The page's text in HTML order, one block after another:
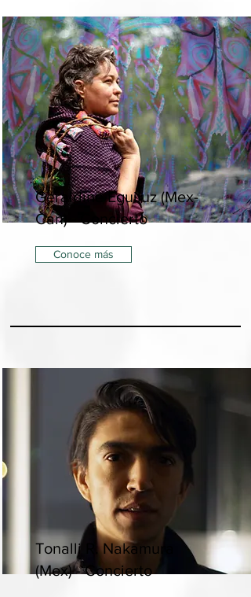
Geraldine Eguiluz (Mex-
Can) - Concierto
Conoce más
Tonalli R. Nakamura
(Mex) - Concierto